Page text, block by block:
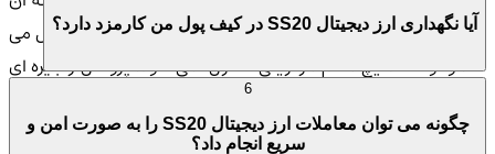
را در بازار متمایز می کند. این رمزارز در یک شبکه غیرمتمرکز عمل می
کند و توسط هیچ مقام مرکزیتی کنترل نمی شود. پروتکل زنجیره ای
متقابل در حال توسعه آن، اکوسیستم های سولانا و بیت کوین را به
هم متصل می کند و کاربرد و ارزش پیشنهادی آن را افزایش می دهد.
آیا نگهداری ارز دیجیتال SS20 در کیف پول من کارمزد دارد؟
چگونه می توان معاملات ارز دیجیتال SS20 را به صورت امن و
سریع انجام داد؟